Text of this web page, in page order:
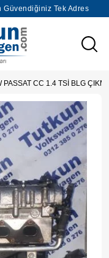
Güvendiğiniz Tek Adres
PASSAT CC 1.4 TSİ BLG